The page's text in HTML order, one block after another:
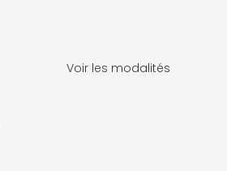
Voir les modalités